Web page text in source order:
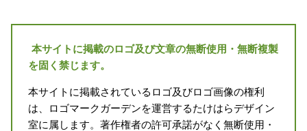
本サイトに掲載のロゴ及び文章の無断使用・無断複製
を固く禁じます。
本サイトに掲載されているロゴ及びロゴ画像の権利
は、ロゴマークガーデンを運営するたけはらデザイン
室に属します。著作権者の許可承諾がなく無断使用・